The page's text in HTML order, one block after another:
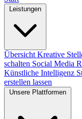
Übersicht Kreative
schalten Social Media
Künstliche Intelligenz
erstellen lassen